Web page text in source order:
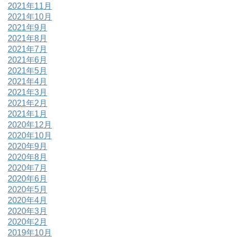
2021年11月
2021年10月
2021年9月
2021年8月
2021年7月
2021年6月
2021年5月
2021年4月
2021年3月
2021年2月
2021年1月
2020年12月
2020年10月
2020年9月
2020年8月
2020年7月
2020年6月
2020年5月
2020年4月
2020年3月
2020年2月
2019年10月